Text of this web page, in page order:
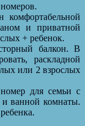
и приватной
+ ребенок.
балкон. В
раскладной
или 2 взрослых
для семьи с
и ванной комнаты.